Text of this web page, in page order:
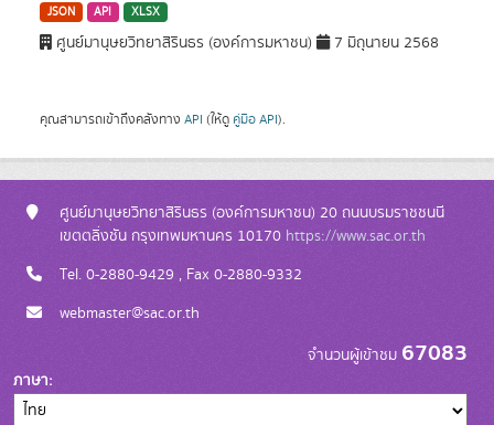
JSON API XLSX
ศูนย์มานุษยวิทยาสิรินธร (องค์การมหาชน) 7 มิถุนายน 2568
คุณสามารถเข้าถึงคลังทาง API (ให้ดู คู่มือ API).
ศูนย์มานุษยวิทยาสิรินธร (องค์การมหาชน) 20 ถนนบรมราชชนนี
เขตตลิ่งชัน กรุงเทพมหานคร 10170 https://www.sac.or.th
Tel. 0-2880-9429 , Fax 0-2880-9332
webmaster@sac.or.th
จำนวนผู้เข้าชม 67083
ภาษา